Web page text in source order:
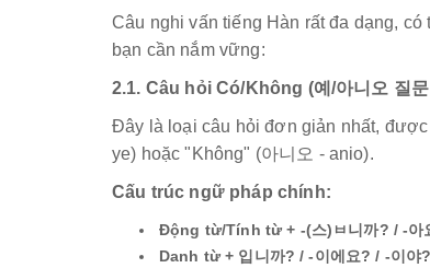
Câu nghi vấn tiếng Hàn rất đa dạng,
bạn cần nắm vững:
2.1. Câu hỏi Có/Không (예/아니오 질
Đây là loại câu hỏi đơn giản nhất,
ye) hoặc "Không" (아니오 - anio).
Cấu trúc ngữ pháp chính:
Động từ/Tính từ + -(스)ㅂ니까? / -아
Danh từ + 입니까? / -이에요? / -이야?